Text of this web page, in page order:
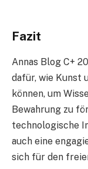
Fazit
Annas Blog C+
dafür, wie Kunst
können, um
Bewahrung zu
technologische
auch eine
sich für den